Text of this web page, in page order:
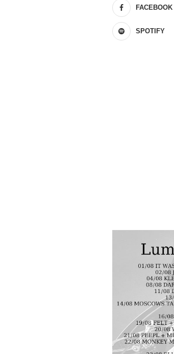
FACEBOOK
SPOTIFY